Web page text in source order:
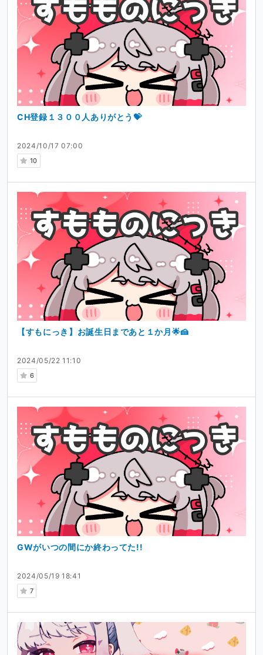
2024/10/17 07:00
10
CH登録１３００人ありがとう💝
2024/05/22 11:10
6
【すもにっき】お誕生日まであと１か月🌟🍰
2024/05/19 18:41
7
GWがいつの間にか終わってた!!